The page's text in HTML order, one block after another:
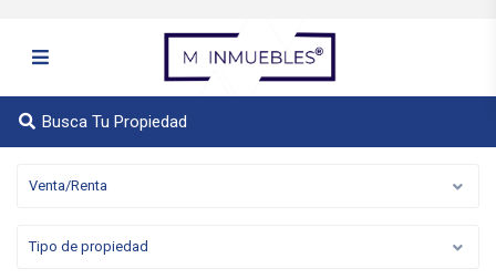
Busca Tu Propiedad
Venta/Renta
Tipo de propiedad